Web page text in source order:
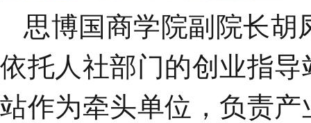
思博国商学院副院长胡
依托人社部门的创业指
站作为牵头单位，负责